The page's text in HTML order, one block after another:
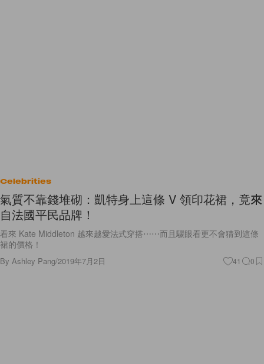
Celebrities
氣質不靠錢堆砌：凱特身上這條 V 領印花裙，竟來
自法國平民品牌！
看來 Kate Middleton 越來越愛法式穿搭⋯⋯而且驟眼看更不會猜到這條
裙的價格！
By Ashley Pang/2019年7月2日 41 0